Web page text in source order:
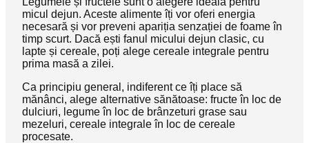
micul dejun. Aceste alimente îți vor oferi energia
necesară și vor preveni apariția senzației de foame în
timp scurt. Dacă ești fanul micului dejun clasic, cu
lapte și cereale, poți alege cereale integrale pentru
prima masă a zilei.
Ca principiu general, indiferent ce îți place să
mănânci, alege alternative sănătoase: fructe în loc de
dulciuri, legume în loc de brânzeturi grase sau
mezeluri, cereale integrale în loc de cereale
procesate.